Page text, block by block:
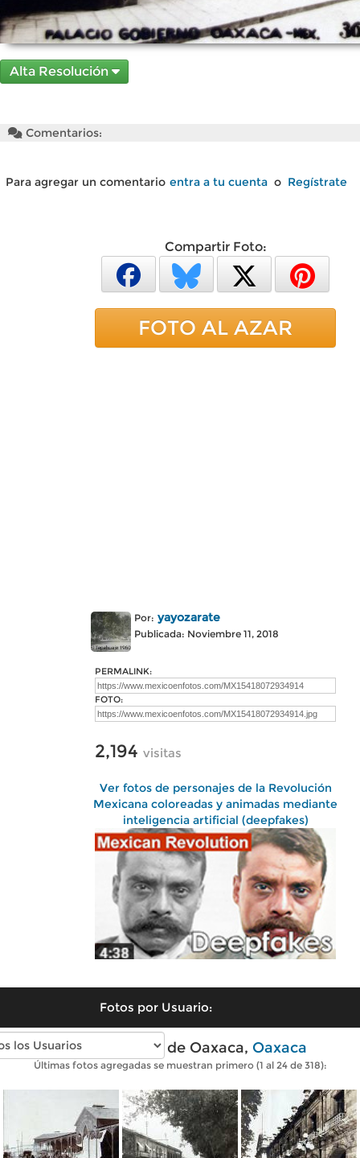
Alta Resolución
Comentarios:
Para agregar un comentario entra a tu cuenta o Regístrate
Compartir Foto:
FOTO AL AZAR
Por: yayozarate
Publicada: Noviembre 11, 2018
PERMALINK:
FOTO:
2,194 visitas
Ver fotos de personajes de la Revolución
Mexicana coloreadas y animadas mediante
inteligencia artificial (deepfakes)
Fotos por Usuario:
Fotos antiguas de Oaxaca, Oaxaca
Últimas fotos agregadas se muestran primero (1 al 24 de 318):